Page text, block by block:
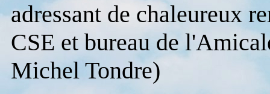
adressant de chaleureux
CSE et bureau de
Michel Tondre)